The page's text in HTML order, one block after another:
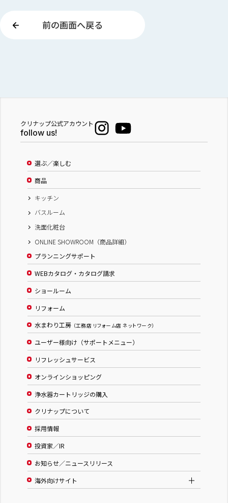
前の画面へ戻る
クリナップ公式アカウント
follow us!
選ぶ／楽しむ
商品
キッチン
バスルーム
洗面化粧台
ONLINE SHOWROOM（商品詳細）
プランニングサポート
WEBカタログ・カタログ請求
ショールーム
リフォーム
水まわり工房 （工務店 リフォーム店 ネットワーク）
ユーザー様向け（サポートメニュー）
リフレッシュサービス
オンラインショッピング
浄水器カートリッジの購入
クリナップについて
採用情報
投資家／IR
お知らせ／ニュースリリース
海外向けサイト